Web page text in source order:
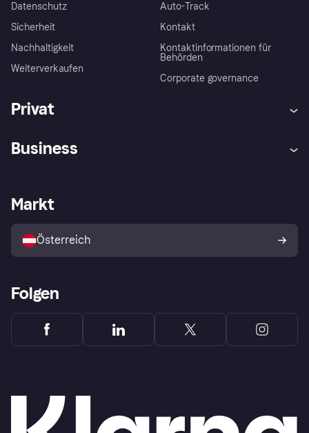
Datenschutz
Sicherheit
Nachhaltigkeit
Weiterverkaufen
Auto-Track
Kontakt
Kontaktinformationen für
Behörden
Corporate governance
Privat
Shops entdecken
Business
Händlerportal
Markt
Österreich
Folgen